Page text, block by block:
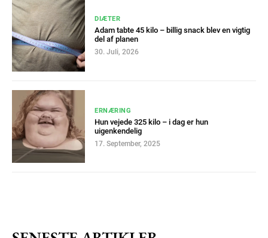
Subscription Plans
DIÆTER
Adam tabte 45 kilo – billig snack blev en vigtig
del af planen
30. Juli, 2026
ERNÆRING
Hun vejede 325 kilo – i dag er hun
uigenkendelig
17. September, 2025